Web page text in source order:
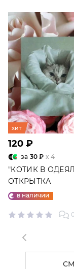
хит
120 ₽
за 30 ₽ x 4
"КОТИК В
ОТКРЫТКА
в наличии
0